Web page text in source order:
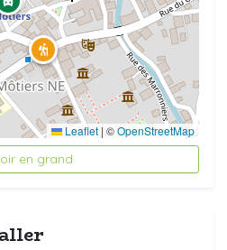
Leaflet |©OpenStreetMap
en grand